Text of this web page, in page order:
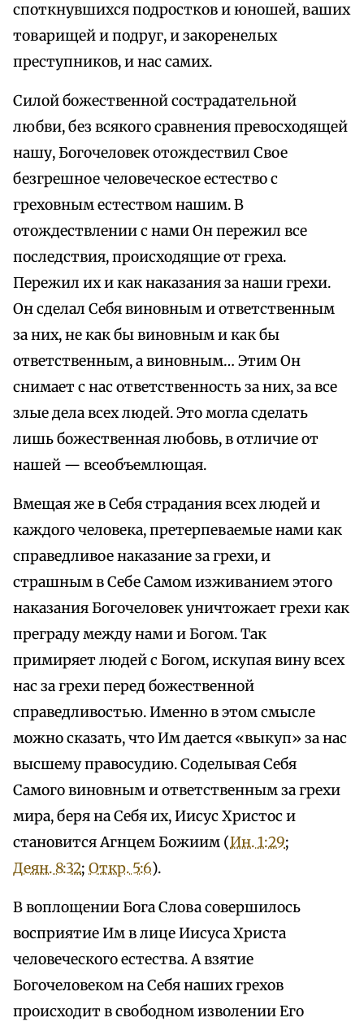
споткнувшихся подростков и юношей, ваших
товарищей и подруг, и закоренелых
преступников, и нас самих.
Силой божественной сострадательной
любви, без всякого сравнения превосходящей
нашу, Богочеловек отождествил Свое
безгрешное человеческое естество с
греховным естеством нашим. В
отождествлении с нами Он пережил все
последствия, происходящие от греха.
Пережил их и как наказания за наши грехи.
Он сделал Себя виновным и ответственным
за них, не как бы виновным и как бы
ответственным, а виновным… Этим Он
снимает с нас ответственность за них, за все
злые дела всех людей. Это могла сделать
лишь божественная любовь, в отличие от
нашей — всеобъемлющая.
Вмещая же в Себя страдания всех людей и
каждого человека, претерпеваемые нами как
справедливое наказание за грехи, и
страшным в Себе Самом изживанием этого
наказания Богочеловек уничтожает грехи как
преграду между нами и Богом. Так
примиряет людей с Богом, искупая вину всех
нас за грехи перед божественной
справедливостью. Именно в этом смысле
можно сказать, что Им дается «выкуп» за нас
высшему правосудию. Соделывая Себя
Самого виновным и ответственным за грехи
мира, беря на Себя их, Иисус Христос и
становится Агнцем Божиим (Ин. 1:29;
Деян. 8:32; Откр. 5:6).
В воплощении Бога Слова совершилось
восприятие Им в лице Иисуса Христа
человеческого естества. А взятие
Богочеловеком на Себя наших грехов
происходит в свободном изволении Его